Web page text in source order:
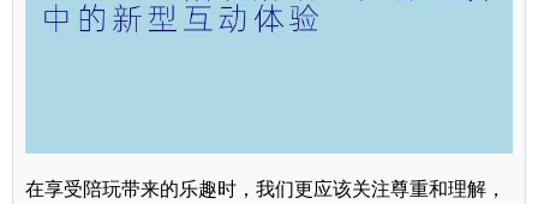
在享受陪玩带来的乐趣时，我们更应该关注尊重和理解，